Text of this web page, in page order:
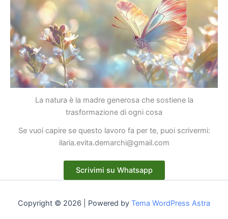
La natura è la madre generosa che sostiene la
trasformazione di ogni cosa
Se vuoi capire se questo lavoro fa per te, puoi scrivermi:
ilaria.evita.demarchi@gmail.com
Scrivimi su Whatsapp
Copyright © 2026 | Powered by Tema WordPress Astra